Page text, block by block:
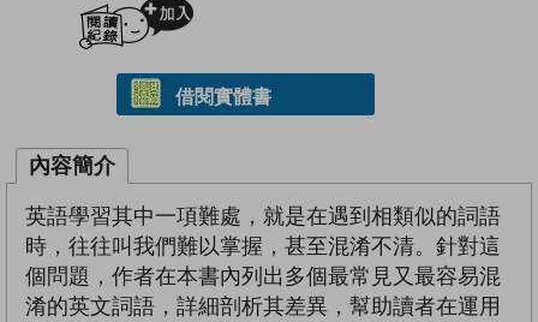
借閱實體書
內容簡介
英語學習其中一項難處，就是在遇到相類似的詞語
時，往往叫我們難以掌握，甚至混淆不清。針對這
個問題，作者在本書內列出多個最常見又最容易混
淆的英文詞語，詳細剖析其差異，幫助讀者在運用